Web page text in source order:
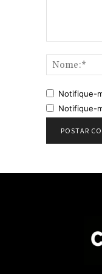
Notifique-
Notifique-